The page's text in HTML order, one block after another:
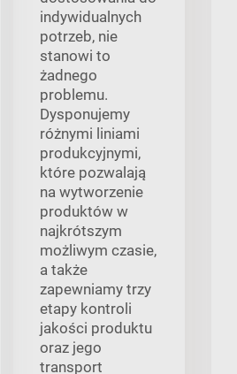
indywidualnych
potrzeb, nie
stanowi to
żadnego
problemu.
Dysponujemy
różnymi liniami
produkcyjnymi,
które pozwalają
na wytworzenie
produktów w
najkrótszym
możliwym czasie,
a także
zapewniamy trzy
etapy kontroli
jakości produktu
oraz jego
transport